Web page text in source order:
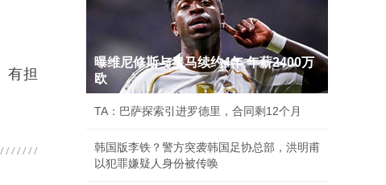
有担
曝维尼修斯与皇马续约4年 年薪2400万
欧
TA：巴萨探索引进罗德里，合同剩12个月
韩国版李铁？警方突袭韩国足协总部，洪明甫
以犯罪嫌疑人身份被传唤